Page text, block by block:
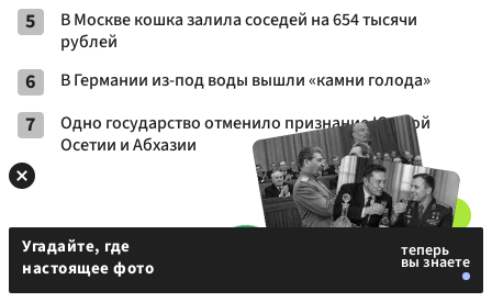
5
В Москве кошка залила соседей на 654 тысячи
рублей
6 В Германии из-под воды вышли «камни голода»
7
Одно государство отменило признание Южной
Осетии и Абхазии
Угадайте, где
настоящее фото